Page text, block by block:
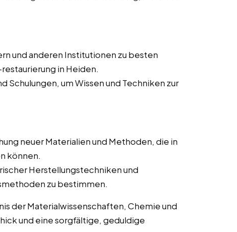
und anderen Institutionen zu besten
in Heiden.
Schulungen, um Wissen und Techniken zur
neuer Materialien und Methoden, die in
können.
Herstellungstechniken und
zu bestimmen.
der Materialwissenschaften, Chemie und
und eine sorgfältige, geduldige